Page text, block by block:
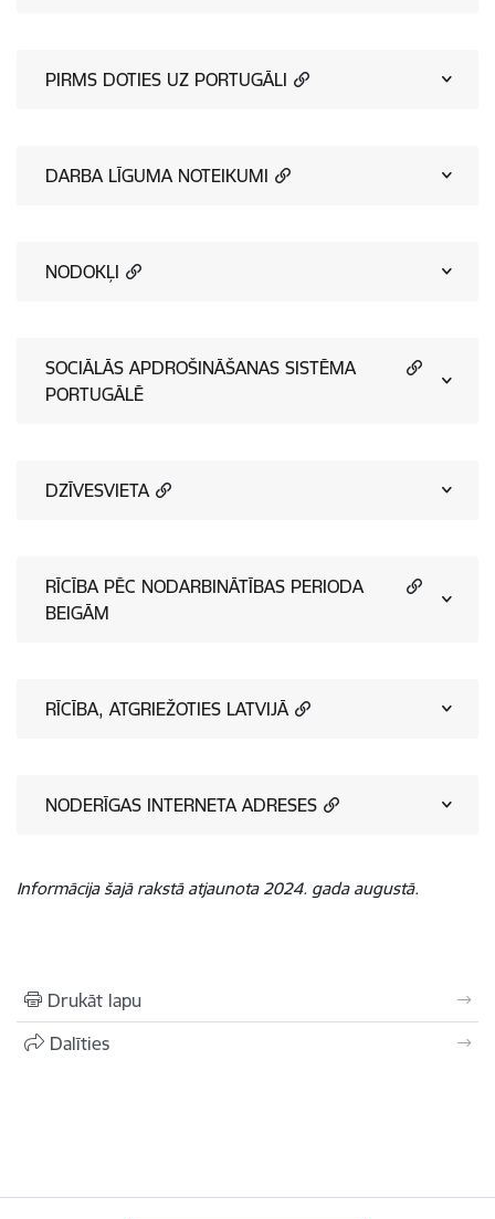
PIRMS DOTIES UZ PORTUGĀLI
DARBA LĪGUMA NOTEIKUMI
NODOKĻI
SOCIĀLĀS APDROŠINĀŠANAS SISTĒMA
PORTUGĀLĒ
DZĪVESVIETA
RĪCĪBA PĒC NODARBINĀTĪBAS PERIODA
BEIGĀM
RĪCĪBA, ATGRIEŽOTIES LATVIJĀ
NODERĪGAS INTERNETA ADRESES
Informācija šajā rakstā atjaunota 2024. gada augustā.
Drukāt lapu
Dalīties